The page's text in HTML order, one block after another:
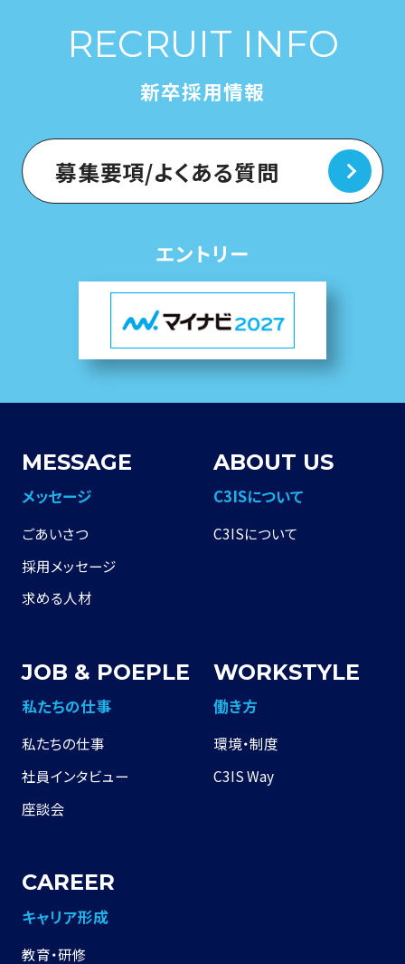
RECRUIT INFO
新卒採用情報
募集要項/よくある質問
エントリー
MESSAGE
メッセージ
ごあいさつ
採用メッセージ
求める人材
ABOUT US
C3ISについて
C3ISについて
JOB & POEPLE
私たちの仕事
私たちの仕事
社員インタビュー
座談会
WORKSTYLE
働き⽅
環境・制度
C3IS Way
CAREER
キャリア形成
教育・研修